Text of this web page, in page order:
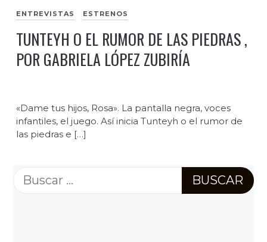
ENTREVISTAS ESTRENOS
TUNTEYH O EL RUMOR DE LAS PIEDRAS ,
POR GABRIELA LÓPEZ ZUBIRÍA
«Dame tus hijos, Rosa». La pantalla negra, voces
infantiles, el juego. Así inicia Tunteyh o el rumor de
las piedras e […]
Buscar: